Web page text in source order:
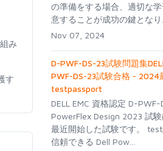
み
す
の準備をする場合、適切な
意することが成功の鍵となり...
Nov 07, 2024
D-PWF-DS-23試験問題集
PWF-DS-23試験合格 - 2024
testpassport
DELL EMC 資格認定 D-
PowerFlex Design 2023 試
最近開始した試験です。
信頼できる Dell Pow...